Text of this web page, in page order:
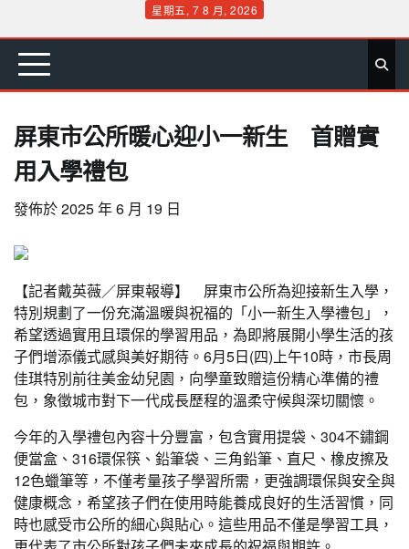
content
星期五, 7 8 月, 2026
首 要 娛 生 社 文 公 運 旅 政 地 專
屏東市公所暖心迎小一新生 首贈實
用入學禮包
發佈於2025 年 6 月 19 日
【記者戴英薇／屏東報導】 屏東市公所為迎接新生入學，
特別規劃了一份充滿溫暖與祝福的「小一新生入學禮包」，
希望透過實用且環保的學習用品，為即將展開小學生活的孩
子們增添儀式感與美好期待。6月5日(四)上午10時，市長周
佳琪特別前往美金幼兒園，向學童致贈這份精心準備的禮
包，象徵城市對下一代成長歷程的溫柔守候與深切關懷。
今年的入學禮包內容十分豐富，包含實用提袋、304不鏽鋼
便當盒、316環保筷、鉛筆袋、三角鉛筆、直尺、橡皮擦及
12色蠟筆等，不僅考量孩子學習所需，更強調環保與安全與
健康概念，希望孩子們在使用時能養成良好的生活習慣，同
時也感受市公所的細心與貼心。這些用品不僅是學習工具，